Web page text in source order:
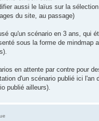
aussi le laïus sur la
du site, au passage)
qu'un scénario en 3 ans, qui
sous la forme de mindmap
en attente par contre pour
d'un scénario publié ici l'an
publié ailleurs).